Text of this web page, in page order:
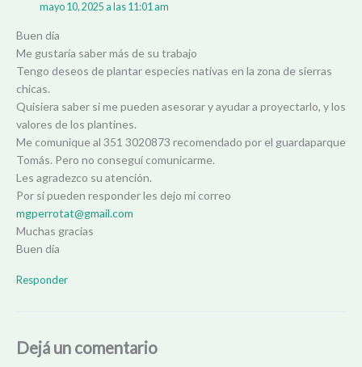
mayo 10, 2025 a las 11:01 am
Buen día
Me gustaría saber más de su trabajo
Tengo deseos de plantar especies nativas en la zona de sierras
chicas.
Quisiera saber si me pueden asesorar y ayudar a proyectarlo, y los
valores de los plantines.
Me comunique al 351 3020873 recomendado por el guardaparque
Tomás. Pero no conseguí comunicarme.
Les agradezco su atención.
Por si pueden responder les dejo mi correo
mgperrotat@gmail.com
Muchas gracias
Buen día
Responder
Dejá un comentario